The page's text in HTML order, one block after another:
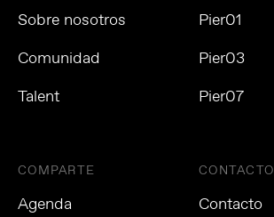
Sobre nosotros
Comunidad
Talent
Pier01
Pier03
Pier07
COMPARTE
Agenda
CONTACTO
Contacto